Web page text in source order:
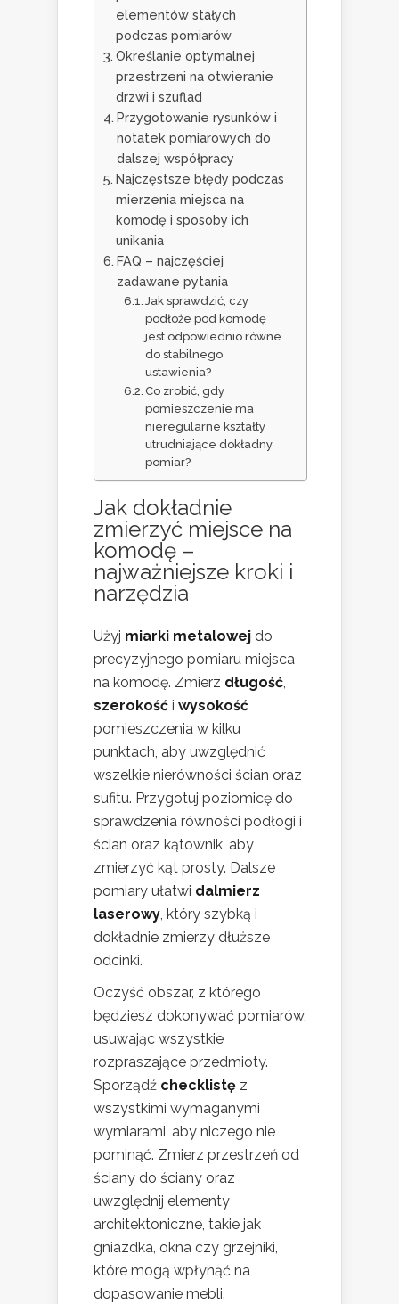
elementów stałych
podczas pomiarów
Określanie optymalnej
przestrzeni na otwieranie
drzwi i szuflad
Przygotowanie rysunków i
notatek pomiarowych do
dalszej współpracy
Najczęstsze błędy podczas
mierzenia miejsca na
komodę i sposoby ich
unikania
FAQ – najczęściej
zadawane pytania
Jak sprawdzić, czy
podłoże pod komodę
jest odpowiednio równe
do stabilnego
ustawienia?
Co zrobić, gdy
pomieszczenie ma
nieregularne kształty
utrudniające dokładny
pomiar?
Jak dokładnie
zmierzyć miejsce na
komodę –
najważniejsze kroki i
narzędzia
Użyj miarki metalowej do
precyzyjnego pomiaru miejsca
na komodę. Zmierz długość,
szerokość i wysokość
pomieszczenia w kilku
punktach, aby uwzględnić
wszelkie nierówności ścian oraz
sufitu. Przygotuj poziomicę do
sprawdzenia równości podłogi i
ścian oraz kątownik, aby
zmierzyć kąt prosty. Dalsze
pomiary ułatwi dalmierz
laserowy, który szybką i
dokładnie zmierzy dłuższe
odcinki.
Oczyść obszar, z którego
będziesz dokonywać pomiarów,
usuwając wszystkie
rozpraszające przedmioty.
Sporządź checklistę z
wszystkimi wymaganymi
wymiarami, aby niczego nie
pominąć. Zmierz przestrzeń od
ściany do ściany oraz
uwzględnij elementy
architektoniczne, takie jak
gniazdka, okna czy grzejniki,
które mogą wpłynąć na
dopasowanie mebli.